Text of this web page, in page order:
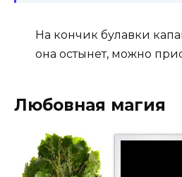
На кончик булавки
она остынет, можно
Любовная магия